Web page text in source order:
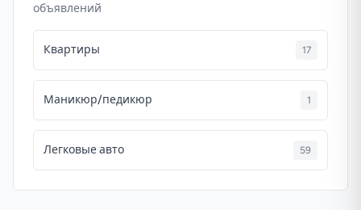
объявлений
Квартиры 17
Маникюр/педикюр 1
Легковые авто 59